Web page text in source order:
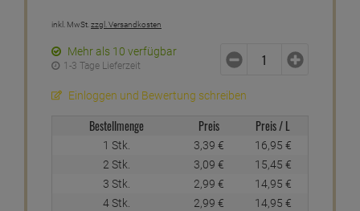
inkl. MwSt.zzgl. Versandkosten
Mehr als 10 verfügbar
1-3 Tage Lieferzeit
Einloggen und Bewertung schreiben
Bestellmenge Preis Preis / L
1 Stk. 3,39 € 16,95 €
2 Stk.
3,09 € 15,45 €
3 Stk.
2,99 € 14,95 €
4 Stk.
2,99 € 14,95 €